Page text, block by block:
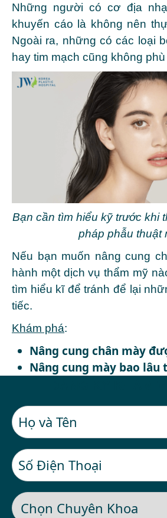
Những người có cơ địa
khuyến cáo là không nên
Ngoài ra, những có các loại
hay tim mạch cũng không
Bạn cần tìm hiểu kỹ trước khi
pháp phẫu thuật
Nếu bạn muốn nâng cung
hành một dịch vụ thẩm mỹ
tìm hiểu kĩ để tránh để lại
tiếc.
Khám phá:
Nâng cung chân mày
Nâng cung mày bao lâu